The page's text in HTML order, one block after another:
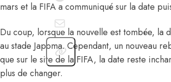
mars et la FIFA a communiqué sur la date
Du coup, lorsque la nouvelle est tombée, la
au stade Japoma. Cependant, un nouveau
que sur le site de la FIFA, la date reste
plus de changer.